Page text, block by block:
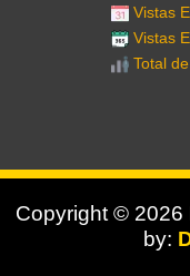
Vistas
Vistas
Total
Copyright © 2026
by: